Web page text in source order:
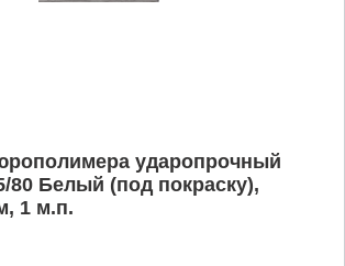
ударопрочный
80 Белый (под покраску),
1 м.п.